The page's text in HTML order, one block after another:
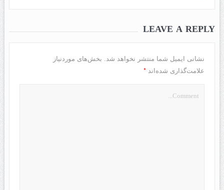
LEAVE A REPLY
نشانی ایمیل شما منتشر نخواهد شد. بخش‌های موردنیاز
علامت‌گذاری شده‌اند *